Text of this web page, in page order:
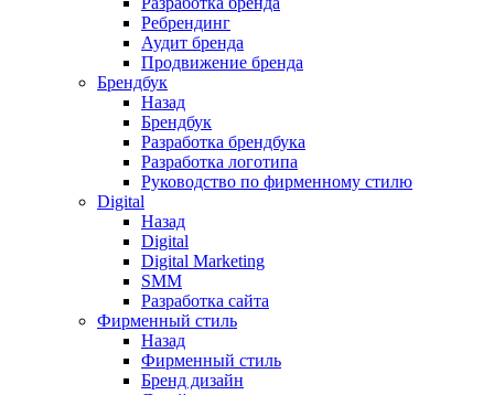
Ребрендинг
Аудит бренда
Продвижение бренда
Брендбук
Назад
Брендбук
Разработка брендбука
Разработка логотипа
Руководство по фирменному стилю
Digital
Назад
Digital
Digital Marketing
SMM
Разработка сайта
Фирменный стиль
Назад
Фирменный стиль
Бренд дизайн